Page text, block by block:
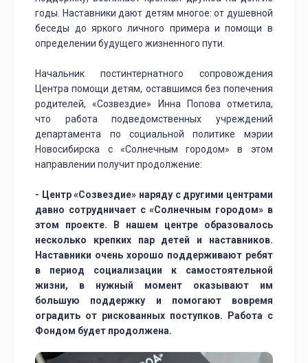
годы. Наставники дают детям многое: от душевной
беседы до яркого личного примера и помощи в
определении будущего жизненного пути.
Начальник постинтернатного сопровождения
Центра помощи детям, оставшимся без попечения
родителей, «Созвездие» Инна Попова отметила,
что работа подведомственных учреждений
департамента по социальной политике мэрии
Новосибирска с «Солнечным городом» в этом
направлении получит продолжение:
- Центр «Созвездие» наряду с другими центрами
давно сотрудничает с «Солнечным городом» в
этом проекте. В нашем центре образовалось
несколько крепких пар детей и наставников.
Наставники очень хорошо поддерживают ребят
в период социализации к самостоятельной
жизни, в нужный момент оказывают им
большую поддержку и помогают вовремя
оградить от рискованных поступков. Работа с
Фондом будет продолжена.